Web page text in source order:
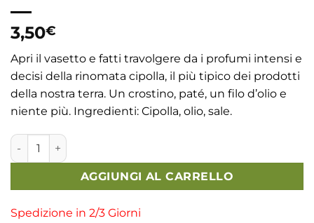
3,50€
Apri il vasetto e fatti travolgere da i profumi intensi e
decisi della rinomata cipolla, il più tipico dei prodotti
della nostra terra. Un crostino, paté, un filo d’olio e
niente più. Ingredienti: Cipolla, olio, sale.
Pate' di Cipolla quantità
AGGIUNGI AL CARRELLO
Spedizione in 2/3 Giorni